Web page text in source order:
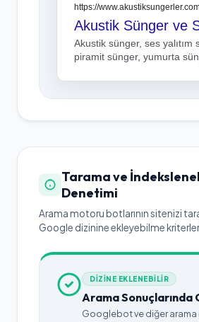
https://
Akustik sünger, ses yalıtım
piramit sünger, yumurta
duvar ve akustik çözümler
Tarama ve
Denetimi
Arama motoru botlarının sitenizi
Google dizinine ekleyebilme
DİZİNE EKLENEBİLİR
Arama Sonuçlarında
Googlebot ve diğer arama